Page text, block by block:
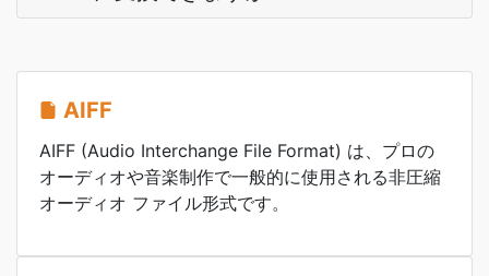
AIFF
AIFF (Audio Interchange File Format) は、プロの
オーディオや音楽制作で一般的に使用される非圧縮
オーディオ ファイル形式です。